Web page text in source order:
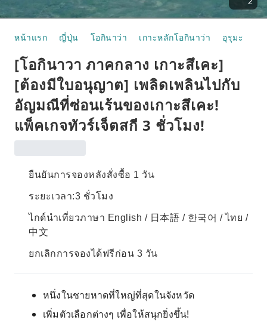
หน้าแรก ญี่ปุ่น โอกินาว่า เกาะหลักโอกินาว่า อุรุมะ
[โอกินาวา ภาคกลาง เกาะสึเคะ]
[ต้องมีใบอนุญาต] เพลิดเพลินไปกับ
อัญมณีที่ซ่อนเร้นของเกาะสึเคะ!
แพ็คเกจทัวร์เจ็ตสกี 3 ชั่วโมง!
ยืนยันการจองหลังสั่งซื้อ 1 วัน
ระยะเวลา:3 ชั่วโมง
ไกด์นำเที่ยวภาษา English / 日本語 / 한국어 / ไทย /
中文
ยกเลิกการจองได้ฟรีก่อน 3 วัน
หนึ่งในชายหาดที่ใหญ่ที่สุดในจังหวัด
เพิ่มตัวเลือกต่างๆ เพื่อให้สนุกยิ่งขึ้น!